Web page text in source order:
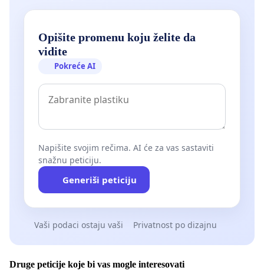
Opišite promenu koju želite da
vidite
Pokreće AI
Napišite svojim rečima. AI će za vas sastaviti
snažnu peticiju.
Generiši peticiju
Vaši podaci ostaju vaši Privatnost po dizajnu
Druge peticije koje bi vas mogle interesovati